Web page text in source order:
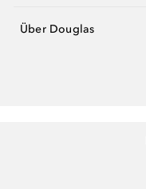
Über Douglas